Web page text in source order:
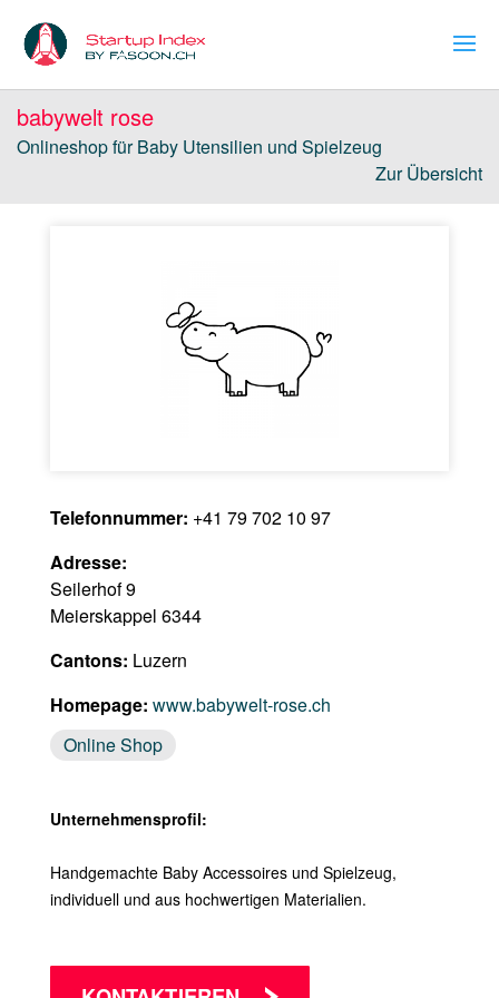
babywelt rose
Onlineshop für Baby Utensilien und Spielzeug
Zur Übersicht
Telefonnummer: +41 79 702 10 97
Adresse:
Seilerhof 9
Meierskappel 6344
Cantons: Luzern
Homepage: www.babywelt-rose.ch
Online Shop
Unternehmensprofil:
Handgemachte Baby Accessoires und Spielzeug,
individuell und aus hochwertigen Materialien.